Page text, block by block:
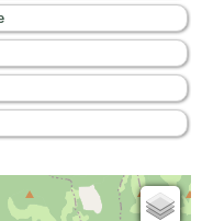
Cartes IGN